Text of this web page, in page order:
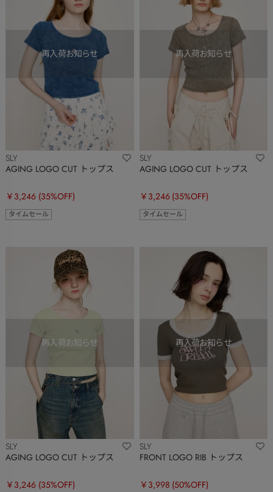
SLY
AGING LOGO CUT トップス
￥3,246 (35%OFF)
タイムセール
SLY
AGING LOGO CUT トップス
￥3,246 (35%OFF)
タイムセール
SLY
AGING LOGO CUT トップス
￥3,246 (35%OFF)
SLY
FRONT LOGO RIB トップス
￥3,998 (50%OFF)